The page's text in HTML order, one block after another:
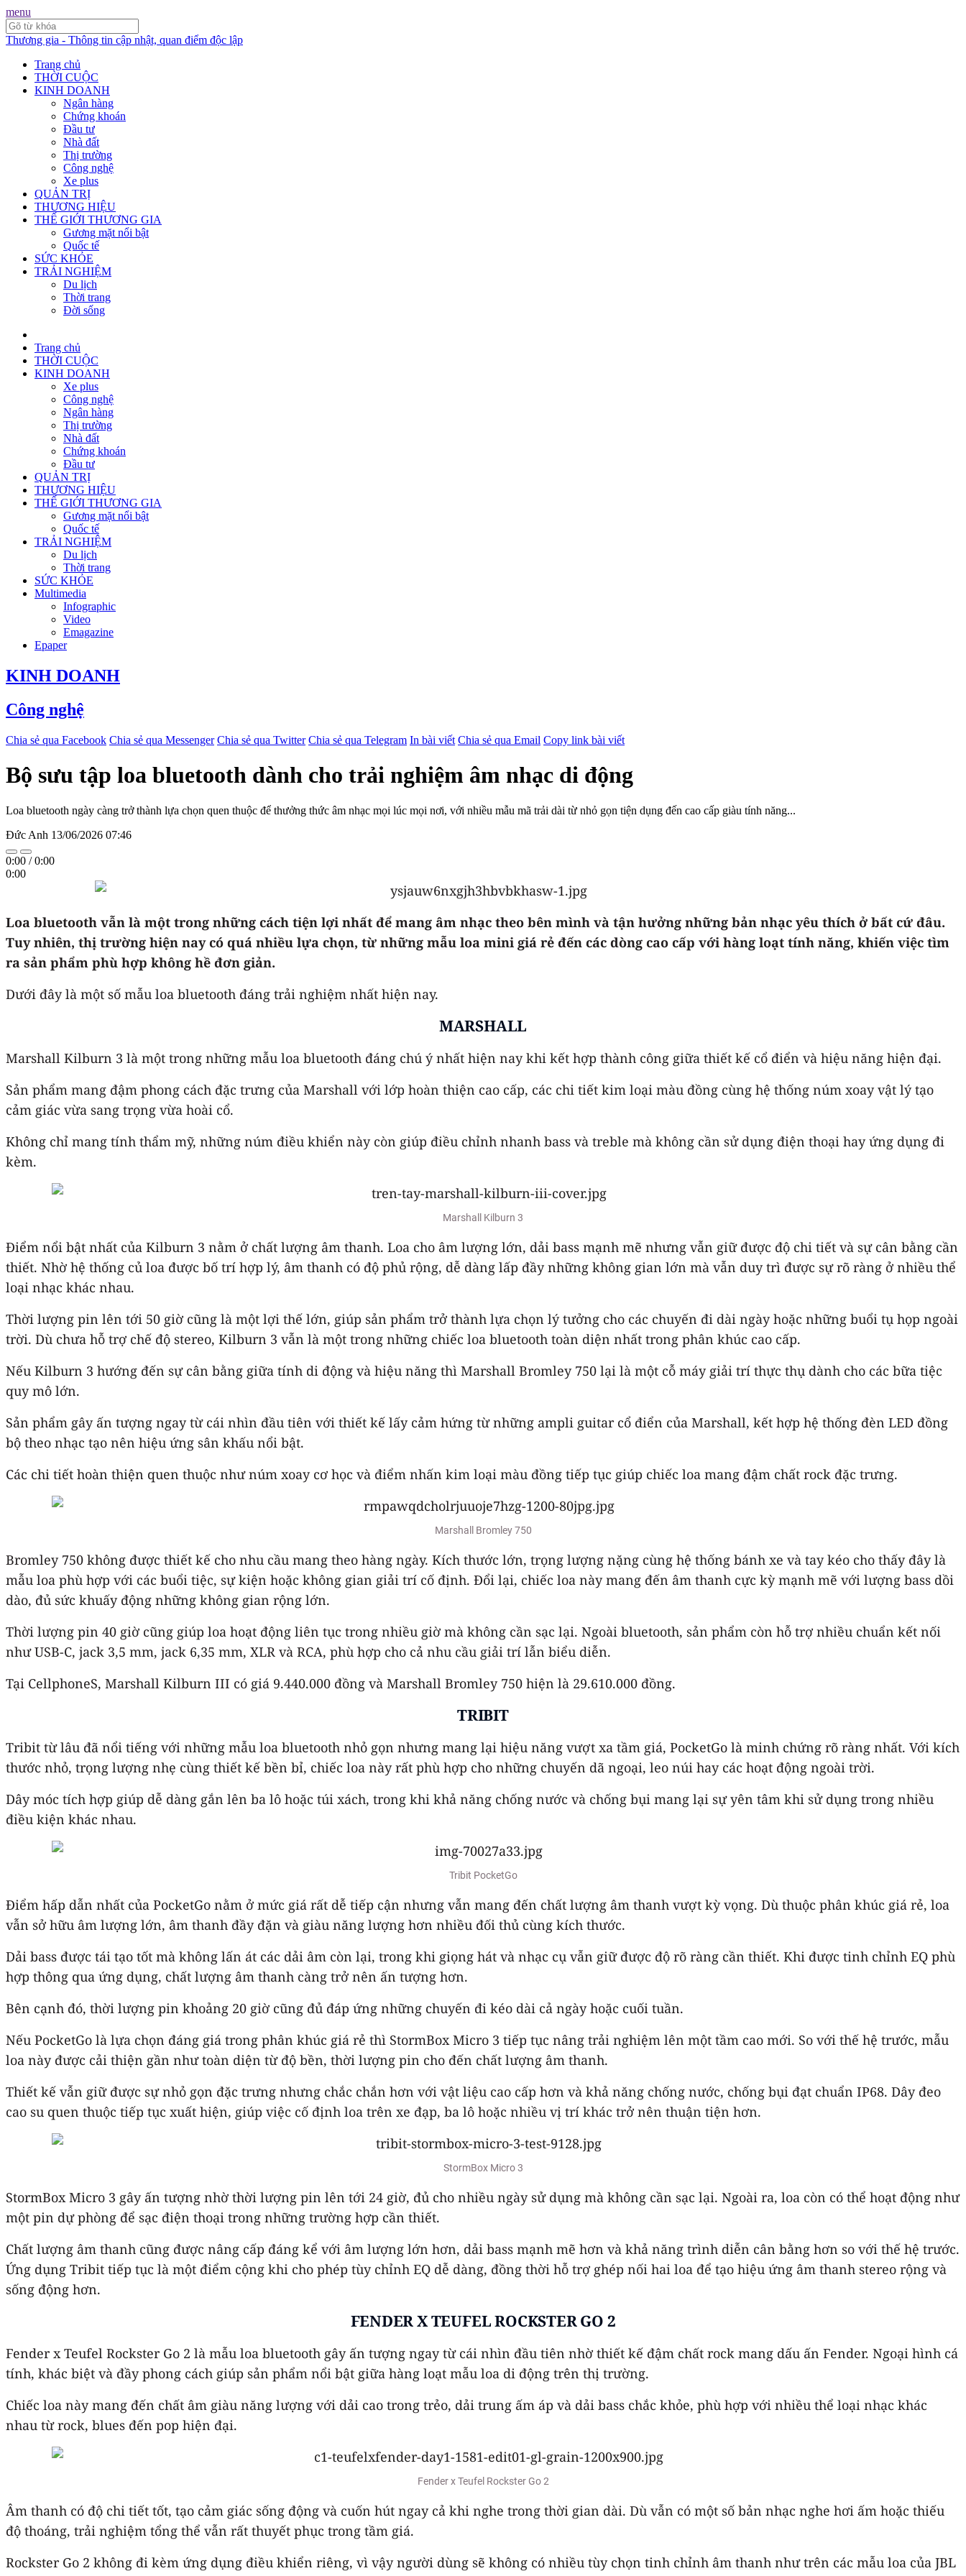
menu
Thương gia - Thông tin cập nhật, quan điểm độc lập
Trang chủ
THỜI CUỘC
KINH DOANH
Ngân hàng
Chứng khoán
Đầu tư
Nhà đất
Thị trường
Công nghệ
Xe plus
QUẢN TRỊ
THƯƠNG HIỆU
THẾ GIỚI THƯƠNG GIA
Gương mặt nổi bật
Quốc tế
SỨC KHỎE
TRẢI NGHIỆM
Du lịch
Thời trang
Đời sống
Trang chủ
THỜI CUỘC
KINH DOANH
Xe plus
Công nghệ
Ngân hàng
Thị trường
Nhà đất
Chứng khoán
Đầu tư
QUẢN TRỊ
THƯƠNG HIỆU
THẾ GIỚI THƯƠNG GIA
Gương mặt nổi bật
Quốc tế
TRẢI NGHIỆM
Du lịch
Thời trang
SỨC KHỎE
Multimedia
Infographic
Video
Emagazine
Epaper
KINH DOANH
Công nghệ
Chia sẻ qua Facebook Chia sẻ qua Messenger Chia sẻ qua Twitter Chia sẻ qua Telegram In bài viết Chia sẻ qua Email Copy link bài viết
Bộ sưu tập loa bluetooth dành cho trải nghiệm âm nhạc di động
Loa bluetooth ngày càng trở thành lựa chọn quen thuộc để thưởng thức âm nhạc mọi lúc mọi nơi, với nhiều mẫu mã trải dài từ nhỏ gọn tiện dụng đến cao cấp giàu tính năng...
Đức Anh 13/06/2026 07:46
0:00 /0:00
0:00
Loa bluetooth vẫn là một trong những cách tiện lợi nhất để mang âm nhạc theo bên mình và tận hưởng những bản nhạc yêu thích ở bất cứ đâu.
Tuy nhiên, thị trường hiện nay có quá nhiều lựa chọn, từ những mẫu loa mini giá rẻ đến các dòng cao cấp với hàng loạt tính năng, khiến việc tìm
ra sản phẩm phù hợp không hề đơn giản.
Dưới đây là một số mẫu loa bluetooth đáng trải nghiệm nhất hiện nay.
MARSHALL
Marshall Kilburn 3 là một trong những mẫu loa bluetooth đáng chú ý nhất hiện nay khi kết hợp thành công giữa thiết kế cổ điển và hiệu năng hiện đại.
Sản phẩm mang đậm phong cách đặc trưng của Marshall với lớp hoàn thiện cao cấp, các chi tiết kim loại màu đồng cùng hệ thống núm xoay vật lý tạo
cảm giác vừa sang trọng vừa hoài cổ.
Không chỉ mang tính thẩm mỹ, những núm điều khiển này còn giúp điều chỉnh nhanh bass và treble mà không cần sử dụng điện thoại hay ứng dụng đi
kèm.
Marshall Kilburn 3
Điểm nổi bật nhất của Kilburn 3 nằm ở chất lượng âm thanh. Loa cho âm lượng lớn, dải bass mạnh mẽ nhưng vẫn giữ được độ chi tiết và sự cân bằng cần
thiết. Nhờ hệ thống củ loa được bố trí hợp lý, âm thanh có độ phủ rộng, dễ dàng lấp đầy những không gian lớn mà vẫn duy trì được sự rõ ràng ở nhiều thể
loại nhạc khác nhau.
Thời lượng pin lên tới 50 giờ cũng là một lợi thế lớn, giúp sản phẩm trở thành lựa chọn lý tưởng cho các chuyến đi dài ngày hoặc những buổi tụ họp ngoài
trời. Dù chưa hỗ trợ chế độ stereo, Kilburn 3 vẫn là một trong những chiếc loa bluetooth toàn diện nhất trong phân khúc cao cấp.
Nếu Kilburn 3 hướng đến sự cân bằng giữa tính di động và hiệu năng thì Marshall Bromley 750 lại là một cỗ máy giải trí thực thụ dành cho các bữa tiệc
quy mô lớn.
Sản phẩm gây ấn tượng ngay từ cái nhìn đầu tiên với thiết kế lấy cảm hứng từ những ampli guitar cổ điển của Marshall, kết hợp hệ thống đèn LED đồng
bộ theo nhạc tạo nên hiệu ứng sân khấu nổi bật.
Các chi tiết hoàn thiện quen thuộc như núm xoay cơ học và điểm nhấn kim loại màu đồng tiếp tục giúp chiếc loa mang đậm chất rock đặc trưng.
Marshall Bromley 750
Bromley 750 không được thiết kế cho nhu cầu mang theo hàng ngày. Kích thước lớn, trọng lượng nặng cùng hệ thống bánh xe và tay kéo cho thấy đây là
mẫu loa phù hợp với các buổi tiệc, sự kiện hoặc không gian giải trí cố định. Đổi lại, chiếc loa này mang đến âm thanh cực kỳ mạnh mẽ với lượng bass dồi
dào, đủ sức khuấy động những không gian rộng lớn.
Thời lượng pin 40 giờ cũng giúp loa hoạt động liên tục trong nhiều giờ mà không cần sạc lại. Ngoài bluetooth, sản phẩm còn hỗ trợ nhiều chuẩn kết nối
như USB-C, jack 3,5 mm, jack 6,35 mm, XLR và RCA, phù hợp cho cả nhu cầu giải trí lẫn biểu diễn.
Tại CellphoneS, Marshall Kilburn III có giá 9.440.000 đồng và Marshall Bromley 750 hiện là 29.610.000 đồng.
TRIBIT
Tribit từ lâu đã nổi tiếng với những mẫu loa bluetooth nhỏ gọn nhưng mang lại hiệu năng vượt xa tầm giá, PocketGo là minh chứng rõ ràng nhất. Với kích
thước nhỏ, trọng lượng nhẹ cùng thiết kế bền bỉ, chiếc loa này rất phù hợp cho những chuyến dã ngoại, leo núi hay các hoạt động ngoài trời.
Dây móc tích hợp giúp dễ dàng gắn lên ba lô hoặc túi xách, trong khi khả năng chống nước và chống bụi mang lại sự yên tâm khi sử dụng trong nhiều
điều kiện khác nhau.
Tribit PocketGo
Điểm hấp dẫn nhất của PocketGo nằm ở mức giá rất dễ tiếp cận nhưng vẫn mang đến chất lượng âm thanh vượt kỳ vọng. Dù thuộc phân khúc giá rẻ, loa
vẫn sở hữu âm lượng lớn, âm thanh đầy đặn và giàu năng lượng hơn nhiều đối thủ cùng kích thước.
Dải bass được tái tạo tốt mà không lấn át các dải âm còn lại, trong khi giọng hát và nhạc cụ vẫn giữ được độ rõ ràng cần thiết. Khi được tinh chỉnh EQ phù
hợp thông qua ứng dụng, chất lượng âm thanh càng trở nên ấn tượng hơn.
Bên cạnh đó, thời lượng pin khoảng 20 giờ cũng đủ đáp ứng những chuyến đi kéo dài cả ngày hoặc cuối tuần.
Nếu PocketGo là lựa chọn đáng giá trong phân khúc giá rẻ thì StormBox Micro 3 tiếp tục nâng trải nghiệm lên một tầm cao mới. So với thế hệ trước, mẫu
loa này được cải thiện gần như toàn diện từ độ bền, thời lượng pin cho đến chất lượng âm thanh.
Thiết kế vẫn giữ được sự nhỏ gọn đặc trưng nhưng chắc chắn hơn với vật liệu cao cấp hơn và khả năng chống nước, chống bụi đạt chuẩn IP68. Dây đeo
cao su quen thuộc tiếp tục xuất hiện, giúp việc cố định loa trên xe đạp, ba lô hoặc nhiều vị trí khác trở nên thuận tiện hơn.
StormBox Micro 3
StormBox Micro 3 gây ấn tượng nhờ thời lượng pin lên tới 24 giờ, đủ cho nhiều ngày sử dụng mà không cần sạc lại. Ngoài ra, loa còn có thể hoạt động như
một pin dự phòng để sạc điện thoại trong những trường hợp cần thiết.
Chất lượng âm thanh cũng được nâng cấp đáng kể với âm lượng lớn hơn, dải bass mạnh mẽ hơn và khả năng trình diễn cân bằng hơn so với thế hệ trước.
Ứng dụng Tribit tiếp tục là một điểm cộng khi cho phép tùy chỉnh EQ dễ dàng, đồng thời hỗ trợ ghép nối hai loa để tạo hiệu ứng âm thanh stereo rộng và
sống động hơn.
FENDER X TEUFEL ROCKSTER GO 2
Fender x Teufel Rockster Go 2 là mẫu loa bluetooth gây ấn tượng ngay từ cái nhìn đầu tiên nhờ thiết kế đậm chất rock mang dấu ấn Fender. Ngoại hình cá
tính, khác biệt và đầy phong cách giúp sản phẩm nổi bật giữa hàng loạt mẫu loa di động trên thị trường.
Chiếc loa này mang đến chất âm giàu năng lượng với dải cao trong trẻo, dải trung ấm áp và dải bass chắc khỏe, phù hợp với nhiều thể loại nhạc khác
nhau từ rock, blues đến pop hiện đại.
Fender x Teufel Rockster Go 2
Âm thanh có độ chi tiết tốt, tạo cảm giác sống động và cuốn hút ngay cả khi nghe trong thời gian dài. Dù vẫn có một số bản nhạc nghe hơi ấm hoặc thiếu
độ thoáng, trải nghiệm tổng thể vẫn rất thuyết phục trong tầm giá.
Rockster Go 2 không đi kèm ứng dụng điều khiển riêng, vì vậy người dùng sẽ không có nhiều tùy chọn tinh chỉnh âm thanh như trên các mẫu loa của JBL